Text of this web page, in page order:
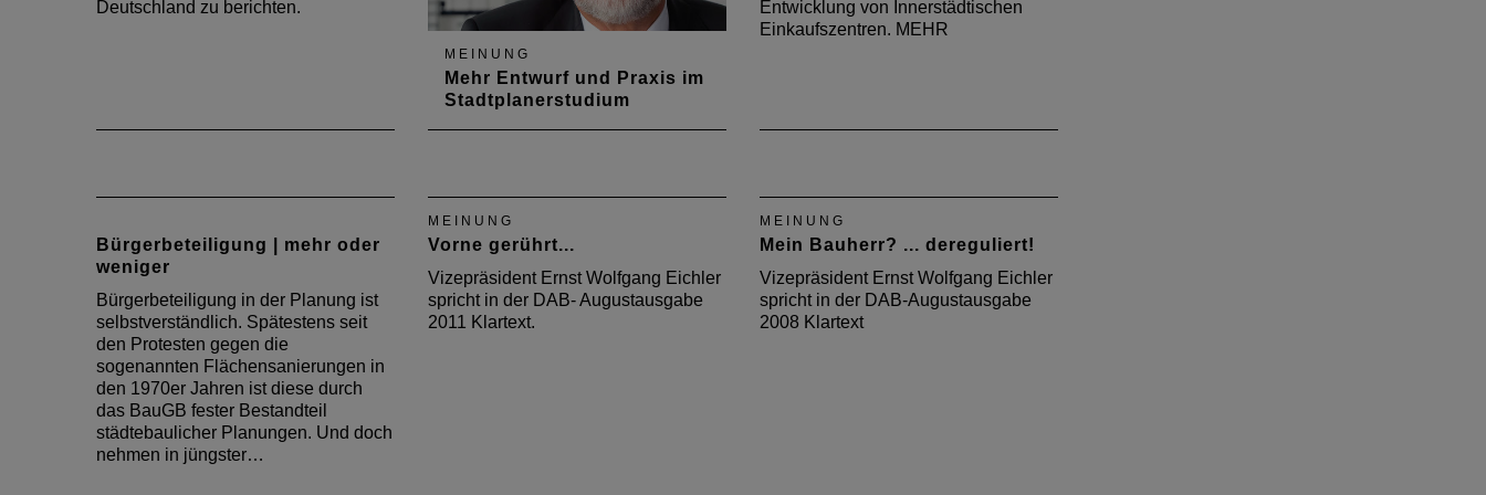
Deutschland zu berichten.
MEINUNG
Mehr Entwurf und Praxis im
Stadtplanerstudium
Entwicklung von Innerstädtischen
Einkaufszentren. MEHR
Bürgerbeteiligung | mehr oder
weniger
Bürgerbeteiligung in der Planung ist
selbstverständlich. Spätestens seit
den Protesten gegen die
sogenannten Flächensanierungen in
den 1970er Jahren ist diese durch
das BauGB fester Bestandteil
städtebaulicher Planungen. Und doch
nehmen in jüngster…
MEINUNG
Vorne gerührt...
Vizepräsident Ernst Wolfgang Eichler
spricht in der DAB- Augustausgabe
2011 Klartext.
MEINUNG
Mein Bauherr? ... dereguliert!
Vizepräsident Ernst Wolfgang Eichler
spricht in der DAB-Augustausgabe
2008 Klartext